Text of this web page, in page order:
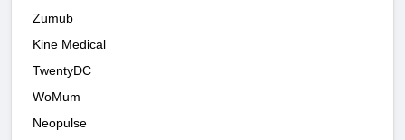
Zumub
Kine Medical
TwentyDC
WoMum
Neopulse